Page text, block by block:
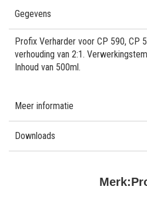
Merk:
Gegevens
Profix Verharder voor CP 590, CP
verhouding van 2:1.
Inhoud van 500ml.
Meer informatie
Downloads